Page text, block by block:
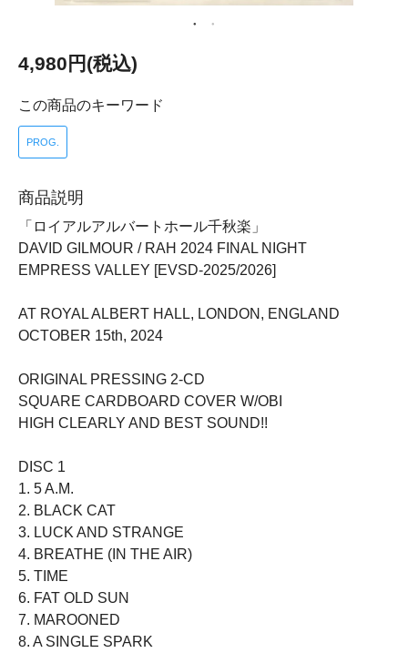
4,980円(税込)
この商品のキーワード
PROG.
商品説明
「ロイアルアルバートホール千秋楽」
DAVID GILMOUR / RAH 2024 FINAL NIGHT
EMPRESS VALLEY [EVSD-2025/2026]
AT ROYAL ALBERT HALL, LONDON, ENGLAND
OCTOBER 15th, 2024
ORIGINAL PRESSING 2-CD
SQUARE CARDBOARD COVER W/OBI
HIGH CLEARLY AND BEST SOUND!!
DISC 1
1. 5 A.M.
2. BLACK CAT
3. LUCK AND STRANGE
4. BREATHE (IN THE AIR)
5. TIME
6. FAT OLD SUN
7. MAROONED
8. A SINGLE SPARK